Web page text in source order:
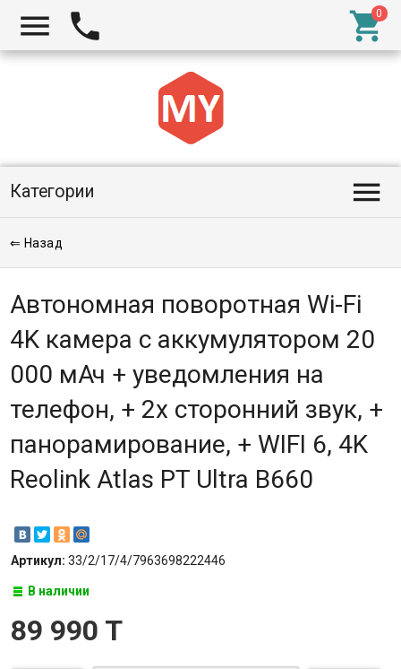
  
Категории 
⇐ Назад
Автономная поворотная Wi-Fi
4K камера c аккумулятором 20
000 мАч + уведомления на
телефон, + 2х сторонний звук, +
панорамирование, + WIFI 6, 4K
Reolink Atlas PT Ultra B660
Артикул: 33/2/17/4/7963698222446
В наличии
89 990 T